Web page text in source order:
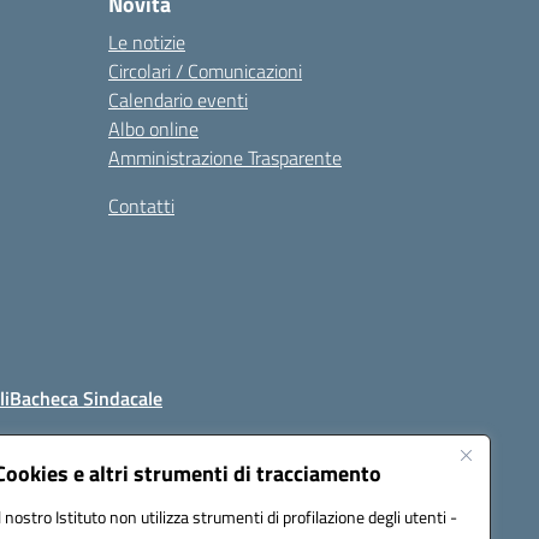
e altri strumenti di tracciamento
nostro Istituto non utilizza strumenti di profilazione degli utenti -
Le notizie
Circolari / Comunicazioni
Calendario eventi
Albo online
Amministrazione Trasparente
Contatti
Bacheca Sindacale